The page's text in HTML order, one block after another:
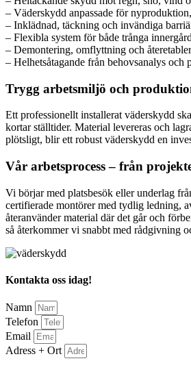
– Väderskydd anpassade för
– Inklädnad, täckning och invändiga
– Flexibla system för både trånga
– Demontering, omflyttning och
– Helhetsåtagande från behovsanalys
Trygg arbetsmiljö och
Ett professionellt installerat väderskydd
kortar ställtider. Material levereras och
plötsligt, blir ett robust väderskydd en
Vår arbetsprocess – från
Vi börjar med platsbesök eller underlag
certifierade montörer med tydlig ledning,
återanvänder material där det går och
så återkommer vi snabbt med rådgivning
Kontakta oss idag!
Namn
Telefon
Email
Adress + Ort